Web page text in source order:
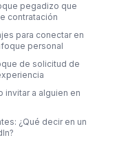
pegadizo que
contratación
para conectar en
personal
de solicitud de
invitar a alguien en
¿Qué decir en un